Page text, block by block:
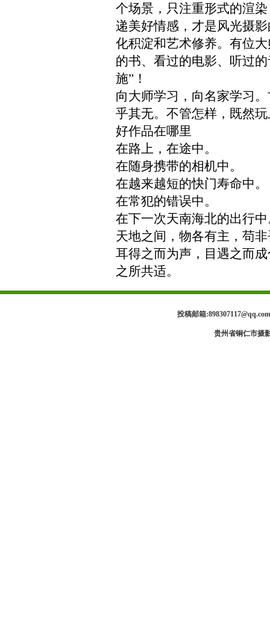
个场景 ， 只注重形式的渲
递美好情感， 才是风光摄
化积淀和艺术修养。有位
的书、看过的电影、听过
施”！
向大师学习，向名家学习
乎其无。不管怎样，既然
好作品在哪里
在路上，在途中。
在随身携带的相机中。
在越来越短的快门寿命中。
在常犯的错误中。
在下一次天南海北的出行
天地之间，物各有主，苟
耳得之而为声，目遇之而
之所共适。
投稿邮箱
贵州省铜仁市摄